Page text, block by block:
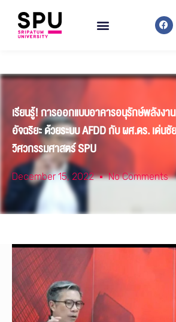
เรียนรู้! การออกแบบอาคารอนุรักษ์พลังงา
อัจฉริยะ ด้วยระบบ AFDD กับ ผศ.ดร. เด่น
วิศวกรรมศาสตร์ SPU
December 15, 2022 No Comments